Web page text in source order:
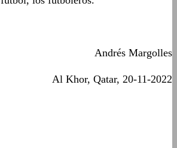
Andrés Margolles
Al Khor, Qatar, 20-11-2022